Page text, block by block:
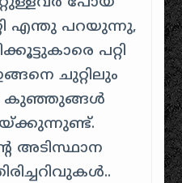
എന്തു പറയുന്നു,
പറ്റി
ചുറ്റിലും
കുഞ്ഞുങ്ങൾ
അടിസ്ഥാന